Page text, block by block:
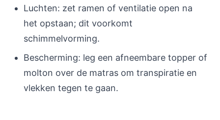
Luchten: zet ramen of ventilatie open na
het opstaan; dit voorkomt
schimmelvorming.
Bescherming: leg een afneembare topper of
molton over de matras om transpiratie en
vlekken tegen te gaan.